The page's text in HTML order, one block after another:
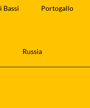
Bassi Portogallo
Russia